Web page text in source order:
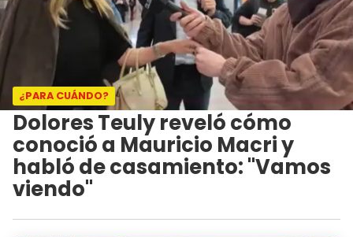
¿PARA CUÁNDO?
Dolores Teuly reveló cómo
conoció a Mauricio Macri y
habló de casamiento: "Vamos
viendo"